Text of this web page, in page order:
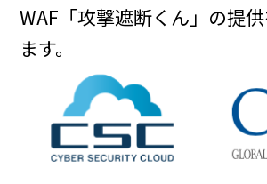
WAF「攻撃遮断くん」の提
ます。